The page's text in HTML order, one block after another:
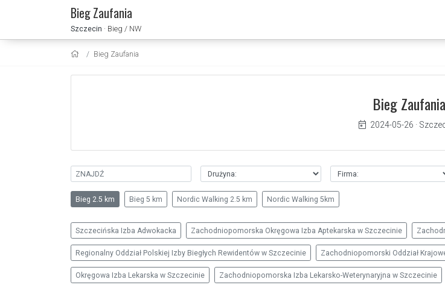
Bieg Zaufania
Szczecin · Bieg / NW
Bieg Zaufania
Bieg Zaufania
2024-05-26 ·
Bieg 2.5 km Bieg 5 km Nordic Walking 2.5 km Nordic Walking 5km
Szczecińska Izba Adwokacka Zachodniopomorska Okręgowa Izba Aptekarska w Szczecinie
Regionalny Oddział Polskiej Izby Biegłych Rewidentów w Szczecinie Zachodniopomorski Oddział
Okręgowa Izba Lekarska w Szczecinie Zachodniopomorska Izba Lekarsko-Weterynaryjna w Szczecinie